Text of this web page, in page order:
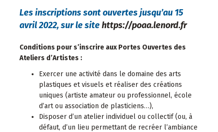
Les inscriptions sont ouvertes jusqu’au 15
avril 2022, sur le sitehttps://poaa.lenord.fr
Conditions pour s’inscrire aux Portes Ouvertes des
Ateliers d’Artistes :
Exercer une activité dans le domaine des arts
plastiques et visuels et réaliser des créations
uniques (artiste amateur ou professionnel, école
d’art ou association de plasticiens…),
Disposer d’un atelier individuel ou collectif (ou, à
défaut, d’un lieu permettant de recréer l’ambiance